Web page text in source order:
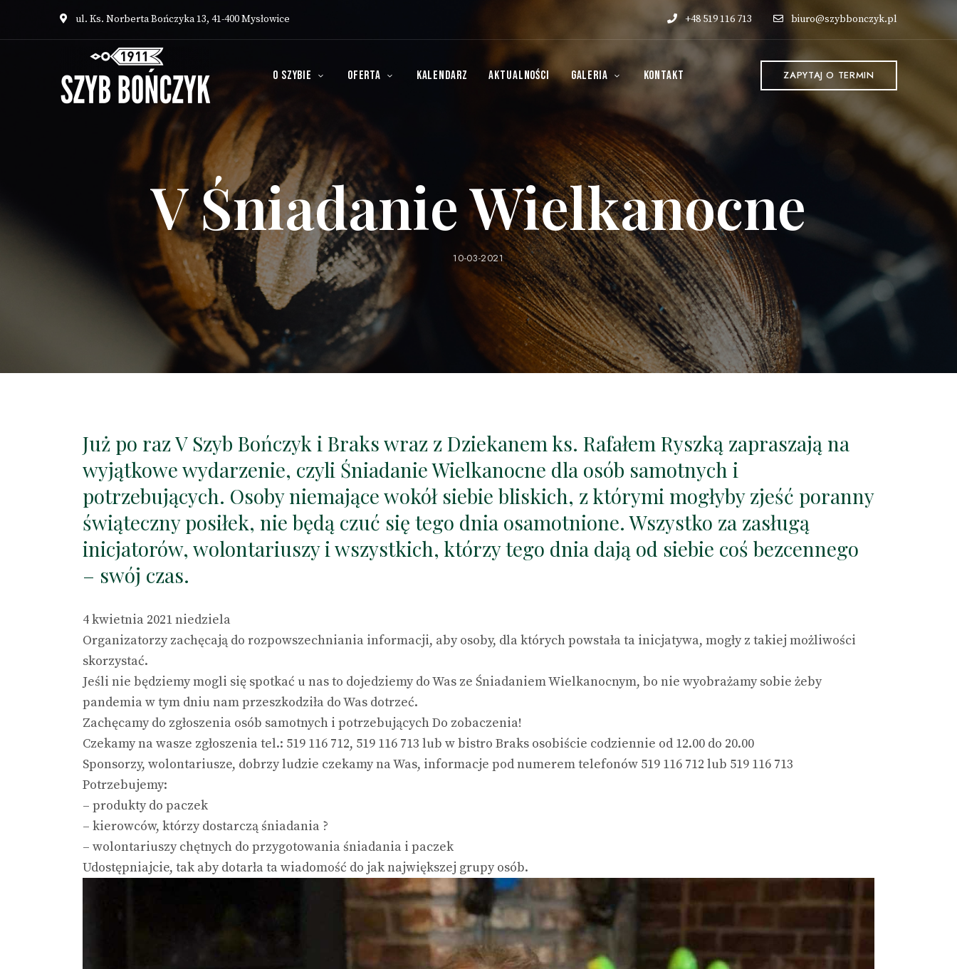
ul. Ks. Norberta Bończyka 13, 41-400 Mysłowice +48 519 116 713 biuro@szybbonczyk.pl
O SZYBIE OFERTA KALENDARZ AKTUALNOŚCI GALERIA KONTAKT ZAPYTAJ O TERMIN
V Śniadanie Wielkanocne
10-03-2021
Już po raz V Szyb Bończyk i Braks wraz z Dziekanem ks. Rafałem Ryszką zapraszają na
wyjątkowe wydarzenie, czyli Śniadanie Wielkanocne dla osób samotnych i
potrzebujących. Osoby niemające wokół siebie bliskich, z którymi mogłyby zjeść poranny
świąteczny posiłek, nie będą czuć się tego dnia osamotnione. Wszystko za zasługą
inicjatorów, wolontariuszy i wszystkich, którzy tego dnia dają od siebie coś bezcennego
– swój czas.
4 kwietnia 2021 niedziela
Organizatorzy zachęcają do rozpowszechniania informacji, aby osoby, dla których powstała ta inicjatywa, mogły z takiej możliwości
skorzystać.
Jeśli nie będziemy mogli się spotkać u nas to dojedziemy do Was ze Śniadaniem Wielkanocnym, bo nie wyobrażamy sobie żeby
pandemia w tym dniu nam przeszkodziła do Was dotrzeć.
Zachęcamy do zgłoszenia osób samotnych i potrzebujących Do zobaczenia!
Czekamy na wasze zgłoszenia tel.: 519 116 712, 519 116 713 lub w bistro Braks osobiście codziennie od 12.00 do 20.00
Sponsorzy, wolontariusze, dobrzy ludzie czekamy na Was, informacje pod numerem telefonów 519 116 712 lub 519 116 713
Potrzebujemy:
– produkty do paczek
– kierowców, którzy dostarczą śniadania ?
– wolontariuszy chętnych do przygotowania śniadania i paczek
Udostępniajcie, tak aby dotarła ta wiadomość do jak największej grupy osób.